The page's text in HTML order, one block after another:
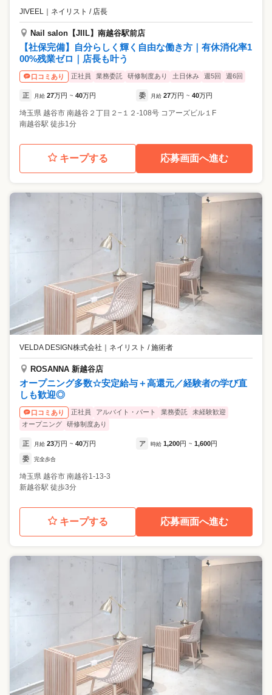
JIVEEL ｜ ネイリスト / 店長
Nail salon【JIIL】南越谷駅前店
【社保完備】自分らしく輝く自由な働き方｜有休消化率1
00%残業ゼロ｜店長も叶う
口コミあり 正社員 業務委託 研修制度あり 土日休み 週5回 週6回
正 月給 27万円 ~ 40万円 委 月給 27万円 ~ 40万円
埼玉県 越谷市 南越谷２丁目２−１２-108号 コアーズビル１F
南越谷駅 徒歩1分
キープする 応募画面へ進む
VELDA DESIGN株式会社 ｜ ネイリスト / 施術者
ROSANNA 新越谷店
オープニング多数☆安定給与＋高還元／経験者の学び直
しも歓迎◎
口コミあり 正社員 アルバイト・パート 業務委託
未経験歓迎
オープニング
研修制度あり
正 月給 23万円 ~ 40万円 ア 時給 1,200円 ~ 1,600円
委 完全歩合
埼玉県 越谷市 南越谷1-13-3
新越谷駅 徒歩3分
キープする 応募画面へ進む